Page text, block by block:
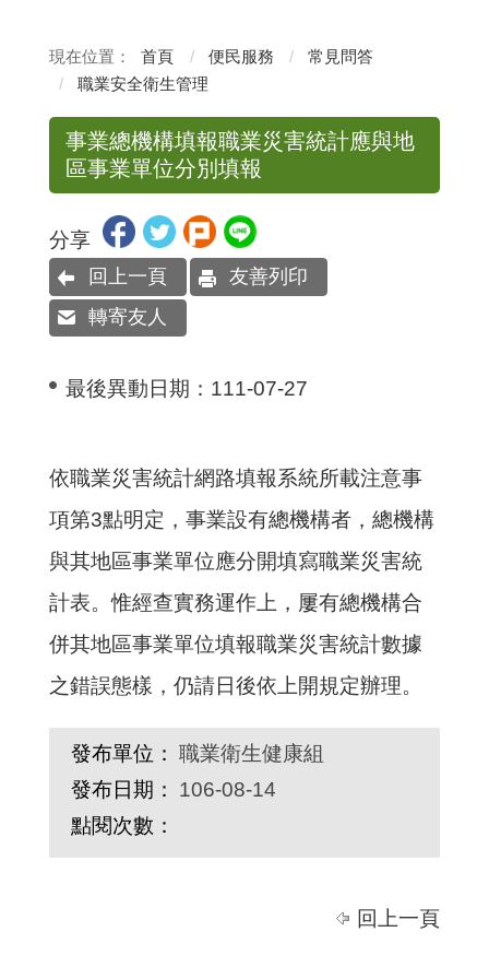
首頁 便民服務
常見問答
職業安全衛生管理
事業總機構填報職業災害統計應與地
區事業單位分別填報
分享
回上一頁
友善列印
轉寄友人
最後異動日期： 111-07-27
依職業災害統計網路填報系統所載注意事
項第3點明定，事業設有總機構者，總機構
與其地區事業單位應分開填寫職業災害統
計表。惟經查實務運作上，屢有總機構合
併其地區事業單位填報職業災害統計數據
之錯誤態樣，仍請日後依上開規定辦理。
發布單位： 職業衛生健康組
發布日期：
106-08-14
點閱次數：
回上一頁